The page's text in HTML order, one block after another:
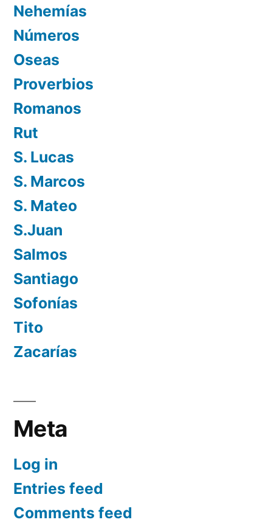
Nehemías
Números
Oseas
Proverbios
Romanos
Rut
S. Lucas
S. Marcos
S. Mateo
S.Juan
Salmos
Santiago
Sofonías
Tito
Zacarías
Meta
Log in
Entries feed
Comments feed